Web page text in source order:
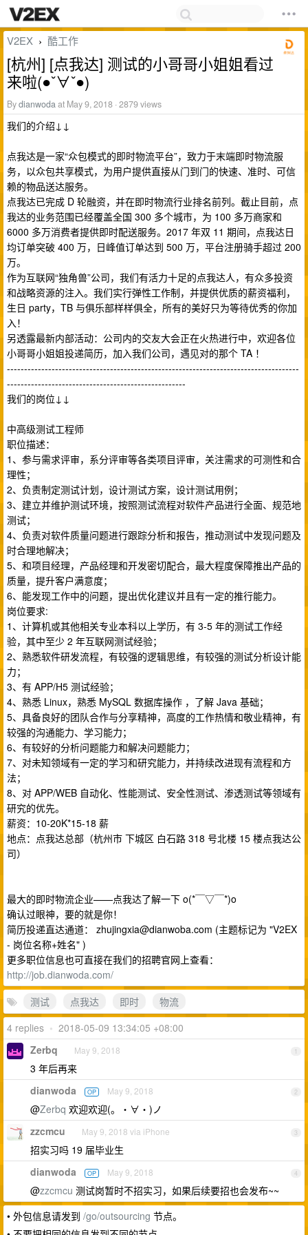
V2EX › 酷工作
[杭州] [点我达] 测试的小哥哥小姐姐看过
来啦(●ˇ∀ˇ●)
Bydianwodaat May 9, 2018 · 2879 views
我们的介绍↓↓
点我达是一家“众包模式的即时物流平台”，致力于末端即时物流服
务，以众包共享模式，为用户提供直接从门到门的快速、准时、可信
赖的物品送达服务。
点我达已完成 D 轮融资，并在即时物流行业排名前列。截止目前，点
我达的业务范围已经覆盖全国 300 多个城市，为 100 多万商家和
6000 多万消费者提供即时配送服务。2017 年双 11 期间，点我达日
均订单突破 400 万，日峰值订单达到 500 万，平台注册骑手超过 200
万。
作为互联网“独角兽”公司，我们有活力十足的点我达人，有众多投资
和战略资源的注入。我们实行弹性工作制，并提供优质的薪资福利，
生日 party，TB 与俱乐部样样俱全，所有的美好只为等待优秀的你加
入！
另透露最新内部活动：公司内的交友大会正在火热进行中，欢迎各位
小哥哥小姐姐投递简历，加入我们公司，遇见对的那个 TA ！
-------------------------------------------------------------------------------------
----------------------------------------------------
我们的岗位↓↓
中高级测试工程师
职位描述：
1、参与需求评审，系分评审等各类项目评审，关注需求的可测性和合
理性；
2、负责制定测试计划，设计测试方案，设计测试用例；
3、建立并维护测试环境，按照测试流程对软件产品进行全面、规范地
测试；
4、负责对软件质量问题进行跟踪分析和报告，推动测试中发现问题及
时合理地解决；
5、和项目经理，产品经理和开发密切配合，最大程度保障推出产品的
质量，提升客户满意度；
6、能发现工作中的问题，提出优化建议并且有一定的推行能力。
岗位要求:
1、计算机或其他相关专业本科以上学历，有 3-5 年的测试工作经
验，其中至少 2 年互联网测试经验；
2、熟悉软件研发流程，有较强的逻辑思维，有较强的测试分析设计能
力；
3、有 APP/H5 测试经验；
4、熟悉 Linux，熟悉 MySQL 数据库操作 ，了解 Java 基础；
5、具备良好的团队合作与分享精神，高度的工作热情和敬业精神，有
较强的沟通能力、学习能力；
6、有较好的分析问题能力和解决问题能力；
7、对未知领域有一定的学习和研究能力，并持续改进现有流程和方
法；
8、对 APP/WEB 自动化、性能测试、安全性测试、渗透测试等领域有
研究的优先。
薪资：10-20K*15-18 薪
地点：点我达总部（杭州市 下城区 白石路 318 号北楼 15 楼点我达公
司）
最大的即时物流企业——点我达了解一下 o(*￣▽￣*)o
确认过眼神，要的就是你！
简历投递直达通道： zhujingxia@dianwoba.com (主题标记为 "V2EX
- 岗位名称+姓名" )
更多职位信息也可直接在我们的招聘官网上查看：
http://job.dianwoda.com/
测试
点我达 即时
物流
4 replies • 2018-05-09 13:34:05 +08:00
1
Zerbq May 9, 2018
3 年后再来
2
dianwoda OP May 9, 2018
@Zerbq 欢迎欢迎(。・∀・)ノ
3
zzcmcu May 9, 2018 via iPhone
招实习吗 19 届毕业生
4
dianwoda OP May 9, 2018
@zzcmcu 测试岗暂时不招实习，如果后续要招也会发布~~
• 外包信息请发到 /go/outsourcing 节点。